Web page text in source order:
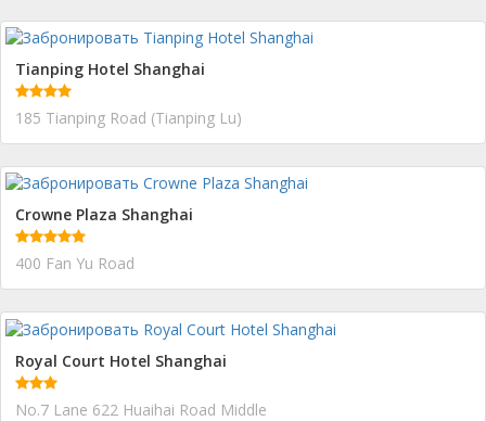
Tianping Hotel Shanghai
185 Tianping Road (Tianping Lu)
Crowne Plaza Shanghai
400 Fan Yu Road
Royal Court Hotel Shanghai
No.7 Lane 622 Huaihai Road Middle